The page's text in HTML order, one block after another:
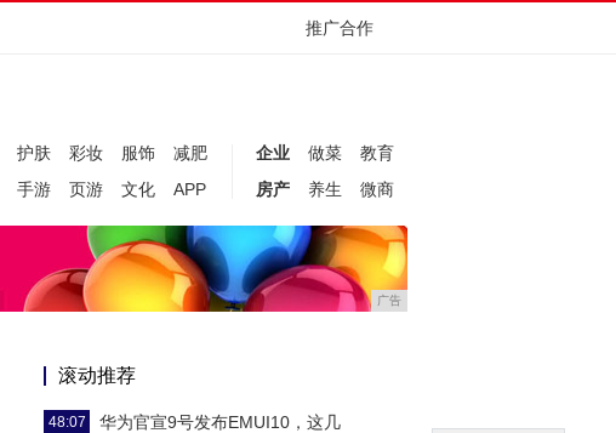
推广合作
护肤 彩妆 服饰
减肥
手游 页游 文化 APP
企业 做菜
教育
房产
养生 微商
广告
滚动推荐
48:07 华为官宣9号发布EMUI10，这几